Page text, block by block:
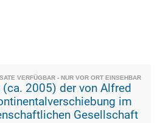
VERFÜGBAR - NUR VOR ORT EINSEHBAR
im
Gesellschaft